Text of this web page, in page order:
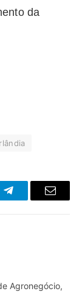
da
TelegramaE-
Agronegócio,